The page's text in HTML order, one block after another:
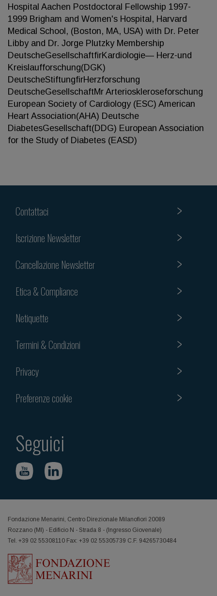
Hospital Aachen Postdoctoral Fellowship 1997-
1999 Brigham and Women's Hospital, Harvard
Medical School, (Boston, MA, USA) with Dr. Peter
Libby and Dr. Jorge Plutzky Membership
DeutscheGesellschaftfirKardiologie— Herz-und
Kreislaufforschung(DGK)
DeutscheStiftungfirHerzforschung
DeutscheGesellschaftMr Arterioskleroseforschung
European Society of Cardiology (ESC) American
Heart Association(AHA) Deutsche
DiabetesGesellschaft(DDG) European Association
for the Study of Diabetes (EASD)
Contattaci
Iscrizione Newsletter
Cancellazione Newsletter
Etica & Compliance
Netiquette
Termini & Condizioni
Privacy
Preferenze cookie
Seguici
Fondazione Menarini, Centro Direzionale Milanofiori 20089
Rozzano (MI) - Edificio N - Strada 8 - (Ingresso Giovenale)
Tel. +39 02 55308110 Fax: +39 02 55305739 C.F. 94265730484